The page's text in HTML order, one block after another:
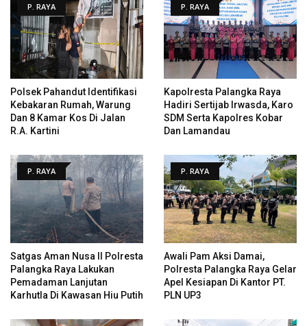
P. RAYA
Polsek Pahandut Identifikasi
Kebakaran Rumah, Warung
Dan 8 Kamar Kos Di Jalan
R.A. Kartini
P. RAYA
Kapolresta Palangka Raya
Hadiri Sertijab Irwasda, Karo
SDM Serta Kapolres Kobar
Dan Lamandau
P. RAYA
Satgas Aman Nusa II Polresta
Palangka Raya Lakukan
Pemadaman Lanjutan
Karhutla Di Kawasan Hiu Putih
P. RAYA
Awali Pam Aksi Damai,
Polresta Palangka Raya Gelar
Apel Kesiapan Di Kantor PT.
PLN UP3